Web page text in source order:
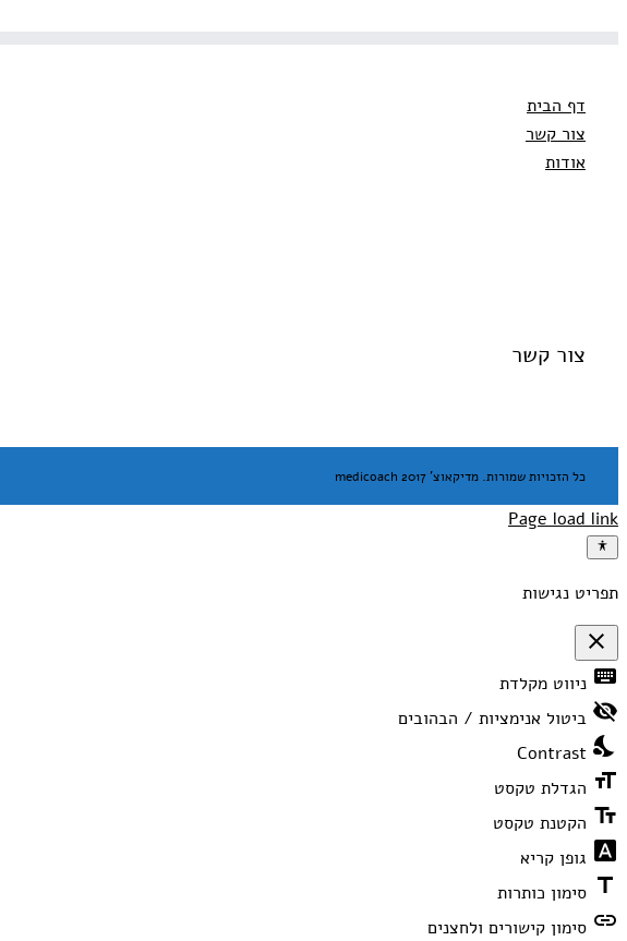
דף הבית
צור קשר
אודות
צור קשר
כל הזכויות שמורות. מדיקאוצ' medicoach 2017
Page load link
תפריט נגישות
close
פתיחה
וסגירה
תפריט
keyboard ניווט מקלדת
visibility_off ביטול אנימציות / הבהובים
nights_stay
Contrast
format_size הגדלת טקסט
text_fields הקטנת טקסט
font_download גופן קריא
title סימון כותרות
link סימון קישורים ולחצנים